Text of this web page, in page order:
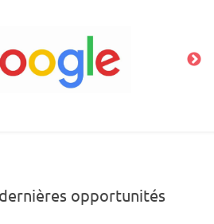
opportunités